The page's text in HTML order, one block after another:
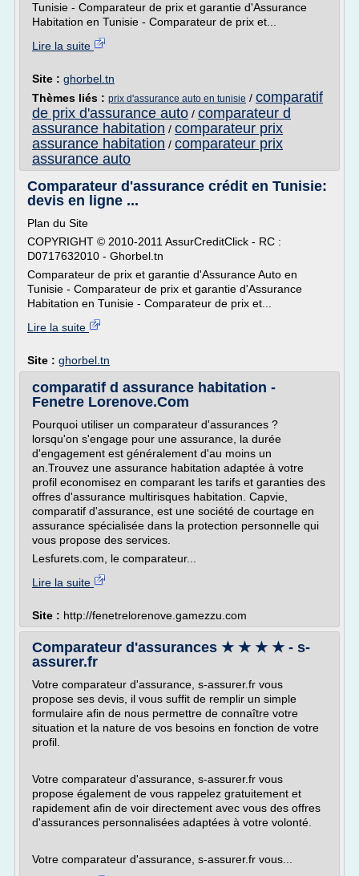
Tunisie - Comparateur de prix et garantie d'Assurance
Habitation en Tunisie - Comparateur de prix et...
Lire la suite
Site : ghorbel.tn
Thèmes liés : prix d'assurance auto en tunisie / comparatif
de prix d'assurance auto / comparateur d
assurance habitation / comparateur prix
assurance habitation / comparateur prix
assurance auto
Comparateur d'assurance crédit en Tunisie:
devis en ligne ...
Plan du Site
COPYRIGHT © 2010-2011 AssurCreditClick - RC :
D0717632010 - Ghorbel.tn
Comparateur de prix et garantie d'Assurance Auto en
Tunisie - Comparateur de prix et garantie d'Assurance
Habitation en Tunisie - Comparateur de prix et...
Lire la suite
Site : ghorbel.tn
comparatif d assurance habitation -
Fenetre Lorenove.Com
Pourquoi utiliser un comparateur d'assurances ?
lorsqu'on s'engage pour une assurance, la durée
d'engagement est généralement d'au moins un
an.Trouvez une assurance habitation adaptée à votre
profil economisez en comparant les tarifs et garanties des
offres d'assurance multirisques habitation. Capvie,
comparatif d'assurance, est une société de courtage en
assurance spécialisée dans la protection personnelle qui
vous propose des services.
Lesfurets.com, le comparateur...
Lire la suite
Site : http://fenetrelorenove.gamezzu.com
Comparateur d'assurances ★ ★ ★ ★ - s-
assurer.fr
Votre comparateur d'assurance, s-assurer.fr vous
propose ses devis, il vous suffit de remplir un simple
formulaire afin de nous permettre de connaître votre
situation et la nature de vos besoins en fonction de votre
profil.
Votre comparateur d'assurance, s-assurer.fr vous
propose également de vous rappelez gratuitement et
rapidement afin de voir directement avec vous des offres
d'assurances personnalisées adaptées à votre volonté.
Votre comparateur d'assurance, s-assurer.fr vous...